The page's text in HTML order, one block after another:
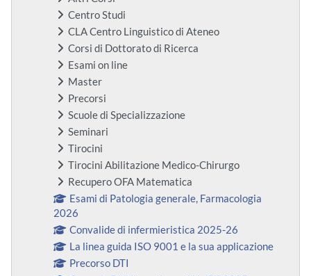
Centro Studi
CLA Centro Linguistico di Ateneo
Corsi di Dottorato di Ricerca
Esami on line
Master
Precorsi
Scuole di Specializzazione
Seminari
Tirocini
Tirocini Abilitazione Medico-Chirurgo
Recupero OFA Matematica
Esami di Patologia generale, Farmacologia
2026
Convalide di infermieristica 2025-26
La linea guida ISO 9001 e la sua applicazione
Precorso DTI